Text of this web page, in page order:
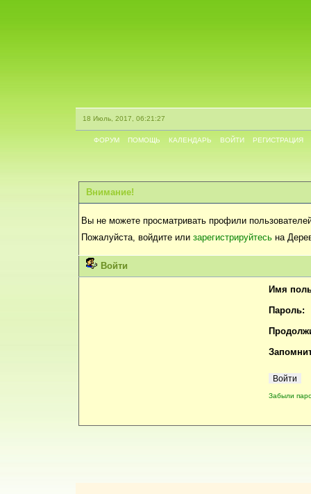
18 Июль, 2017, 06:21:27
ФОРУМ ПОМОЩЬ КАЛЕНДАРЬ ВОЙТИ РЕГИСТРАЦИЯ
Внимание!
Вы не можете просматривать профили
Пожалуйста, войдите или зарегистрируйтесь на
Войти
Имя
Пароль:
Забыли